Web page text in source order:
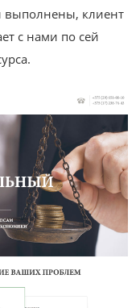
выполнены, клиент
с нами по сей